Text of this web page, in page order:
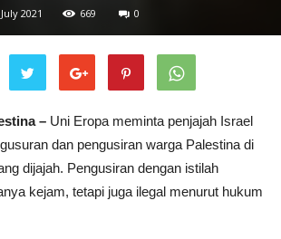
2021 669 0
– Uni Eropa meminta penjajah Israel
dan pengusiran warga Palestina di
dijajah. Pengusiran dengan istilah
kejam, tetapi juga ilegal menurut hukum